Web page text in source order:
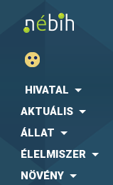
HIVATAL
AKTUÁLIS
ÁLLAT
ÉLELMISZER
NÖVÉNY